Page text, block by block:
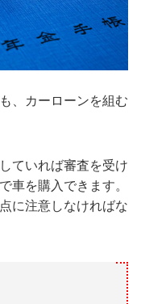
、カーローンを組む
ていれば審査を受け
車を購入できます。
に注意しなければな